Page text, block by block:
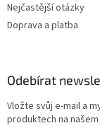
Nejčastější otázky
Doprava a platba
Odebírat
Vložte svůj e-mail a
produktech na